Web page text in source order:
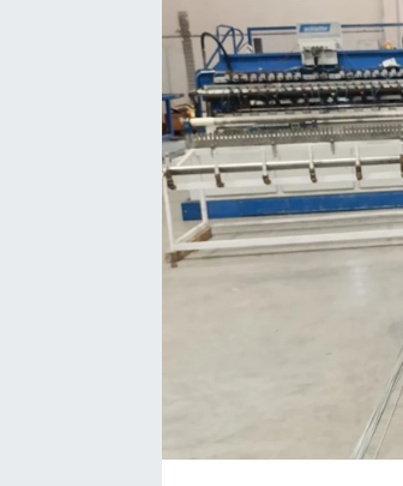
Enerjisini Üreten Fabrikalar
Endüstri 4.0 Uygulamaları
Ağır Sanayi Çözümleri